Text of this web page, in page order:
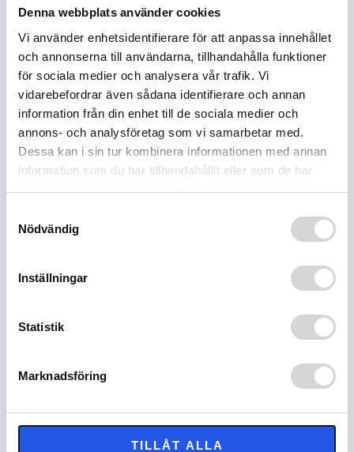
Denna webbplats använder cookies
Vi använder enhetsidentifierare för att anpassa innehållet
och annonserna till användarna, tillhandahålla funktioner
för sociala medier och analysera vår trafik. Vi
vidarebefordrar även sådana identifierare och annan
information från din enhet till de sociala medier och
annons- och analysföretag som vi samarbetar med.
Dessa kan i sin tur kombinera informationen med annan
information som du har tillhandahållit eller som de har
samlat in när du har använt deras tjänster.
Nödvändig
Inställningar
Statistik
Marknadsföring
TILLÅT ALLA
the original upper A-arms.
installed: bushings, sleeves, joints, bolts, washers,
and nuts. Comes with one spare joint included!
Durable Design: The cromo uniball joint is
precisely engineered to bend under impact,
protecting the A-arm and the rest of the
snowmobile’s frame from severe damage. This
controlled deformation ensures your ride stays
intact and the journey continues.
Easy Maintenance: Replaceable joints allow
Premium Finish
: Powder-coated in glossy black
These A-arms are crafted with uncompromising
precision in Finland, ensuring exceptional durability
replacement parts – they’re an investment in
RELATERADE PRODUKTER